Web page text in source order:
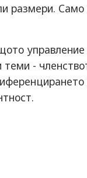
размери. Само
теми -